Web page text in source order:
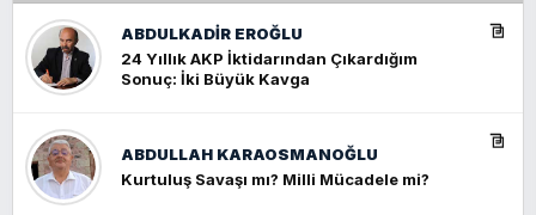
ABDULKADIR EROĞLU
24 Yıllık AKP İktidarından Çıkardığım
Sonuç: İki Büyük Kavga
ABDULLAH KARAOSMANOĞLU
Kurtuluş Savaşı mı? Milli Mücadele mi?